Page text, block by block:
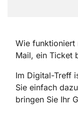
Wie funktioniert
Mail, ein Ticket
Im Digital-Treff
Sie einfach
bringen Sie Ihr